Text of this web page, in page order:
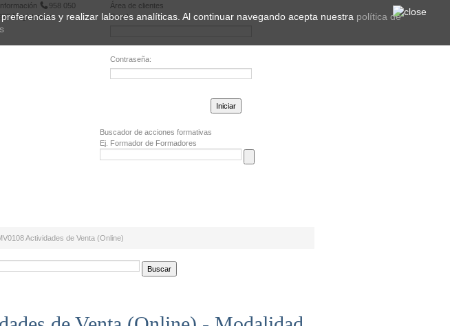
958 050
Registrarse
Área de clientes
Email:
Contraseña:
Buscador de acciones formativas
Ej. Formador de Formadores
Actividades de Venta (Online)
y realizar labores analíticas. Al continuar navegando acepta nuestra política de